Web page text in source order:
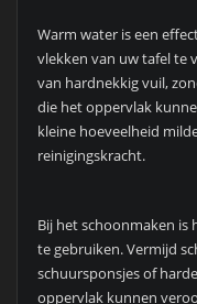
Warm water is een
vlekken van uw tafel te
van hardnekkig vuil,
die het oppervlak
kleine hoeveelheid
reinigingskracht.
Bij het schoonmaken is
te gebruiken. Vermijd
schuursponsjes of
oppervlak kunnen